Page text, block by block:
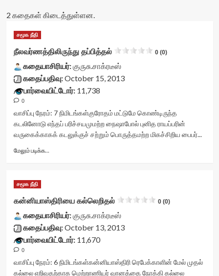
2 கதைகள் கிடைத்துள்ளன.
சமூக நீதி
நீலவர்ணத்திலிருந்து தப்பித்தல் 0 (0)
கதையாசிரியர்:குருசு.சாக்ரடீஸ்
கதைப்பதிவு:October 15, 2013
பார்வையிட்டோர்:11,738
0
வாசிப்பு நேரம்: 7 நிமிடங்கள்குரோதம் மட்டுமே கொண்டிருந்த
கடலினோடு எந்தப் பரிச்சயமுமற்ற நைஷாபோல் புனித ராயப்பரின்
வருகைக்காகக் கடலுக்குச் சற்றும் பொருத்தமற்ற மிகச்சிறிய பைபர்...
மேலும் படிக்க...
class="yasr-
vv-
stars-
title-
container">
<div
stars-
title
சமூக நீதி
கன்னியாஸ்திரியை கல்லெறிதல் 0 (0)
கதையாசிரியர்:குருசு.சாக்ரடீஸ்
கதைப்பதிவு:October 13, 2013
பார்வையிட்டோர்:11,670
0
வாசிப்பு நேரம்: 6 நிமிடங்கள்கன்னியாஸ்திரி ரெபேக்காளின் மேல் முதல்
கல்லை எறிவதற்காக மெற்றாணியர் வானத்தை நோக்கி கல்லை